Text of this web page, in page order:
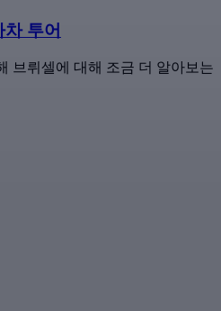
투어
브뤼셀에 대해 조금 더 알아보는